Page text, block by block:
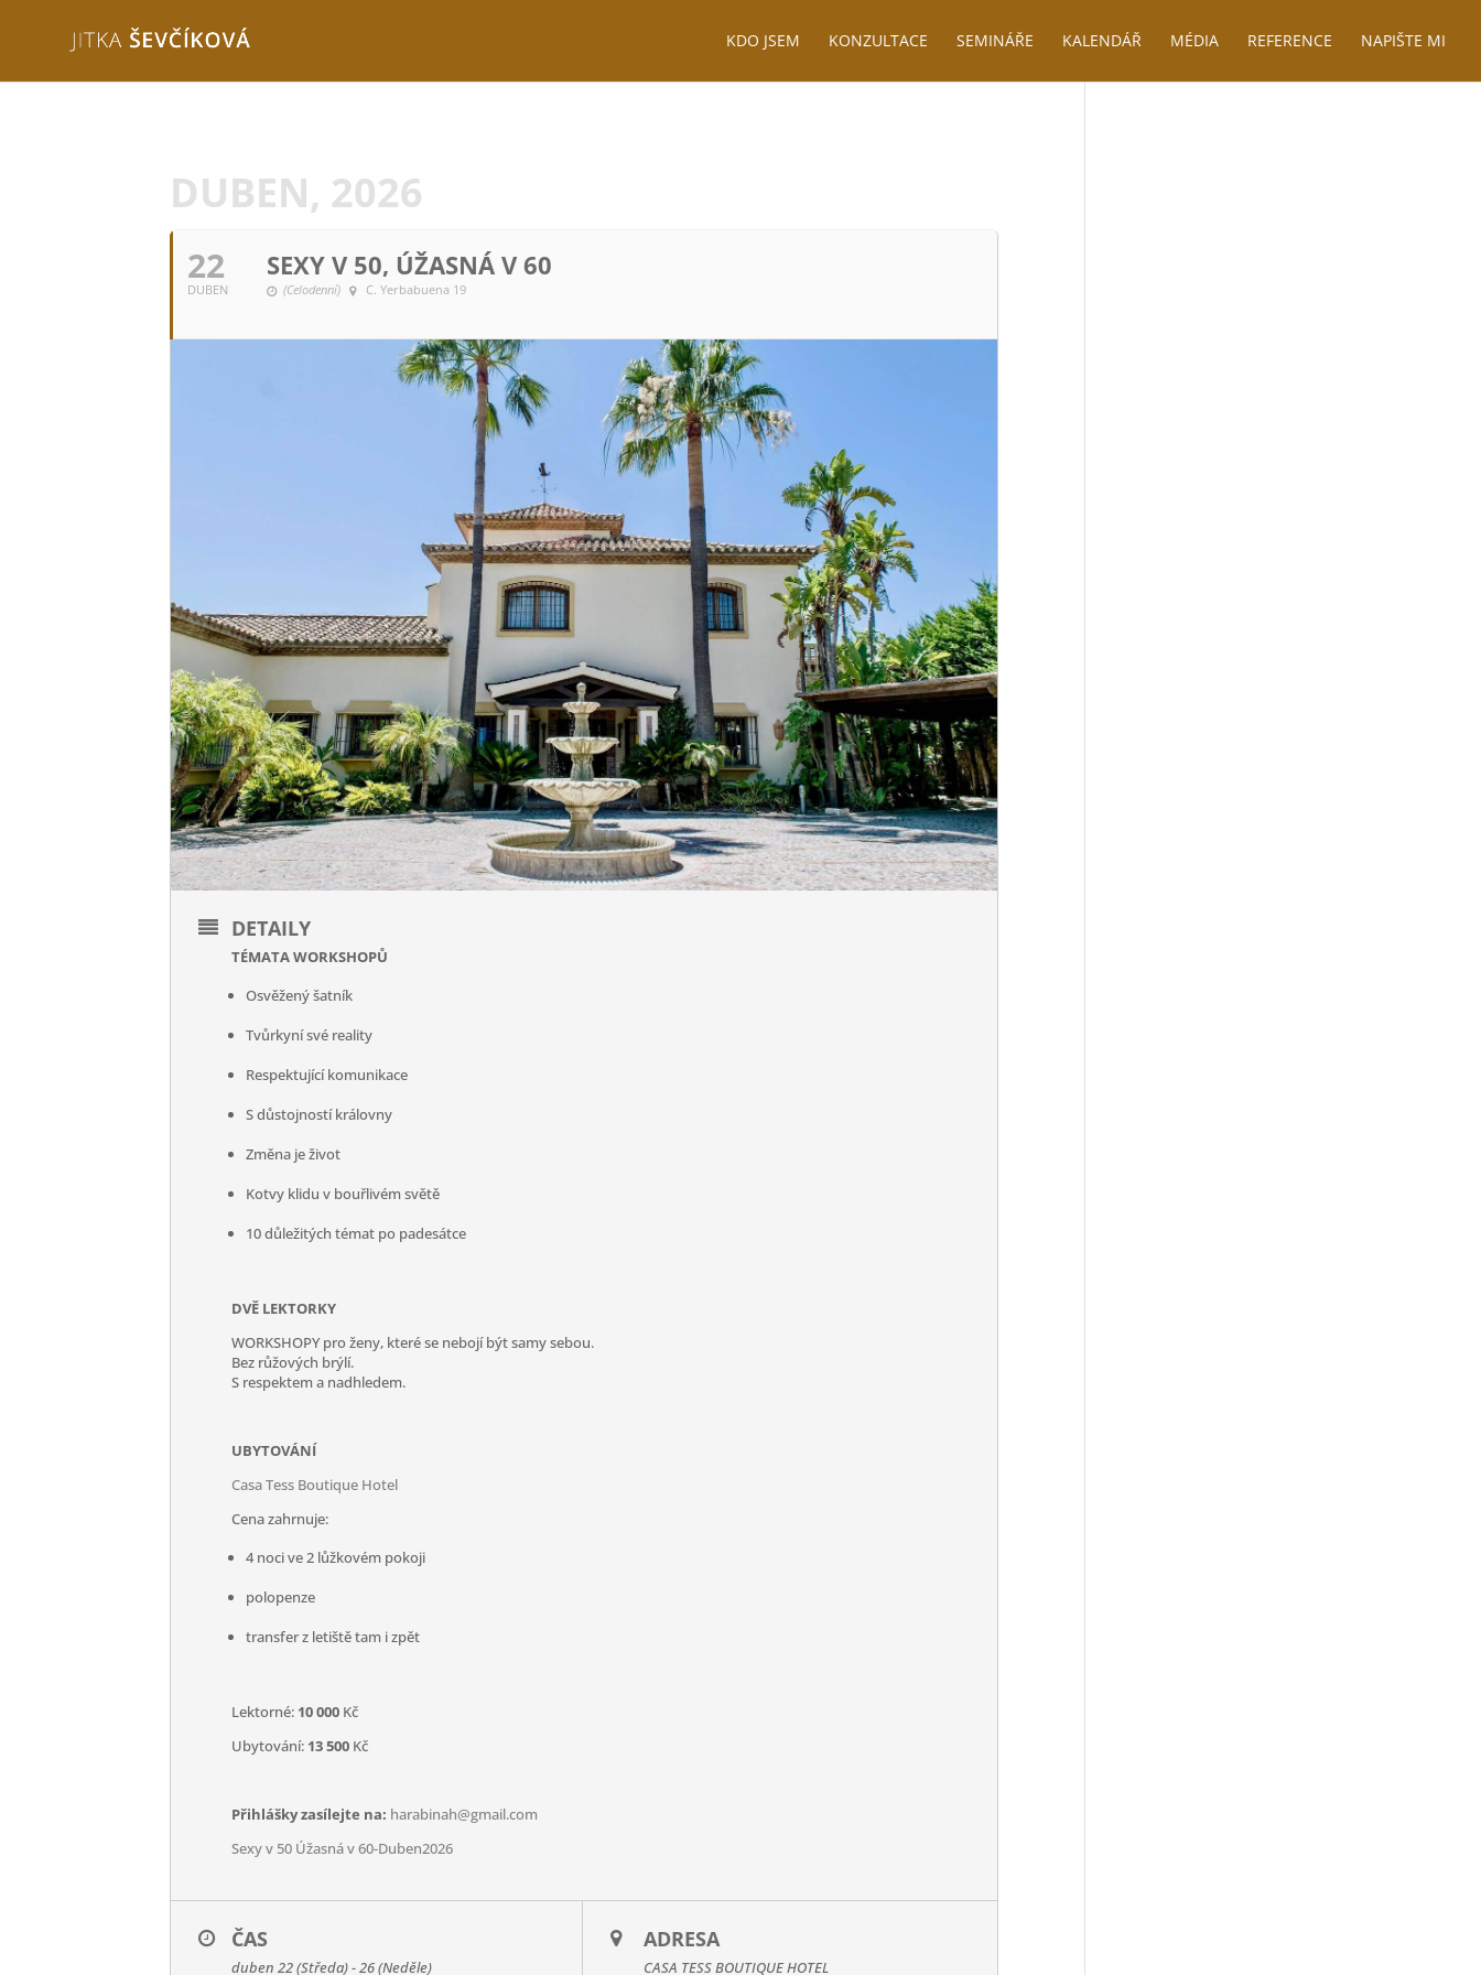
KDO JSEM KONZULTACE SEMINÁŘE KALENDÁŘ MÉDIA REFERENCE NAPIŠTE MI
DUBEN, 2026
22
DUBEN
SEXY V 50, ÚŽASNÁ V 60
(Celodenní) C. Yerbabuena 19
DETAILY
TÉMATA WORKSHOPŮ
Osvěžený šatník
Tvůrkyní své reality
Respektující komunikace
S důstojností královny
Změna je život
Kotvy klidu v bouřlivém světě
10 důležitých témat po padesátce
DVĚ LEKTORKY
WORKSHOPY pro ženy, které se nebojí být samy sebou.
Bez růžových brýlí.
S respektem a nadhledem.
UBYTOVÁNÍ
Casa Tess Boutique Hotel
Cena zahrnuje:
4 noci ve 2 lůžkovém pokoji
polopenze
transfer z letiště tam i zpět
Lektorné: 10 000 Kč
Ubytování: 13 500 Kč
Přihlášky zasílejte na: harabinah@gmail.com
Sexy v 50 Úžasná v 60-Duben2026
ČAS
duben 22 (Středa) - 26 (Neděle)
ADRESA
CASA TESS BOUTIQUE HOTEL